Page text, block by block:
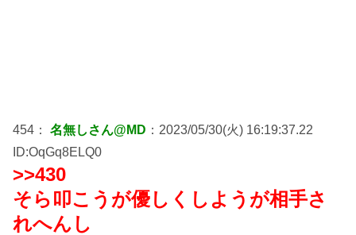
454： 名無しさん@MD ：2023/05/30(火) 16:19:37.22
ID:OqGq8ELQ0
>>430
そら叩こうが優しくしようが相手さ
れへんし